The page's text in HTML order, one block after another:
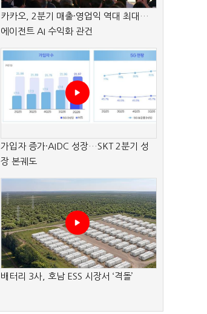
카카오, 2분기 매출·영업익 역대 최대…
에이전트 AI 수익화 관건
가입자 증가·AIDC 성장…SKT 2분기 성
장 본궤도
배터리 3사, 호남 ESS 시장서 ‘격돌’